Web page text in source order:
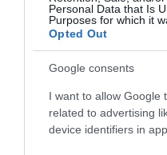
Personal Data that Is
Purposes for which it
Opted Out
Google consents
I want to allow Google
related to advertising
device identifiers in
18
MEGOSZTÁS
OTTHON SZOMSZÉD